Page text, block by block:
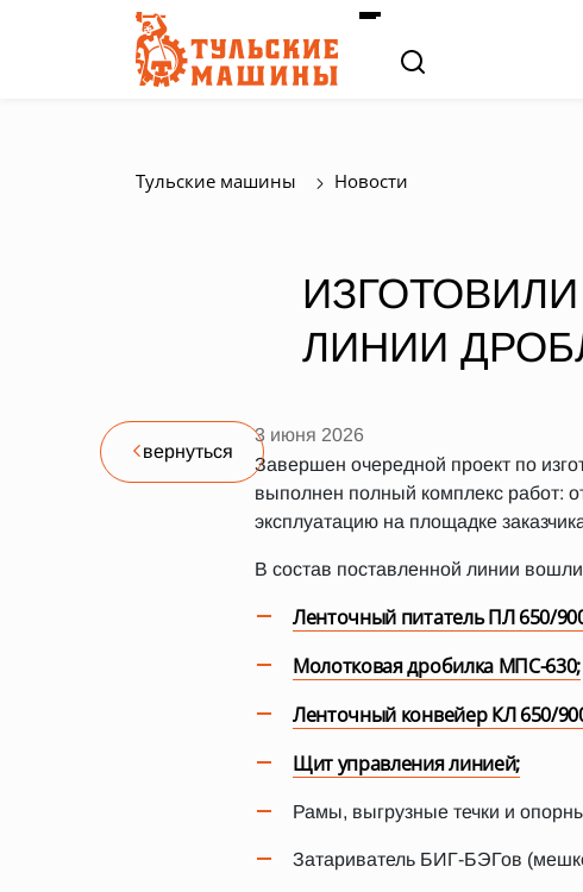
Тульские машины Новости
ЛИНИИ
вернуться
3 июня 2026
Завершен очередной проект по
выполнен полный комплекс работ:
эксплуатацию на площадке
В состав поставленной линии
Ленточный питатель ПЛ 650/
Молотковая дробилка МПС-630;
Ленточный конвейер КЛ 650/
Щит управления линией;
Рамы, выгрузные течки и
Затариватель БИГ-БЭГов